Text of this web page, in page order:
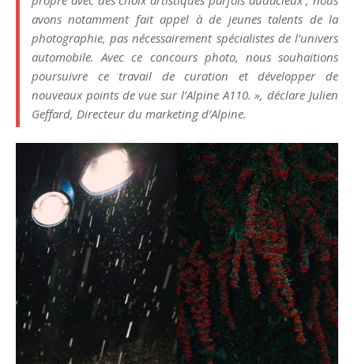
avons notamment fait appel à de jeunes talents de la
photographie, pas nécessairement spécialistes de l’univers
automobile. Avec ce concours photo, nous souhaitions
poursuivre ce travail de curation et développer de
nouveaux points de vue sur l’Alpine A110. », déclare Julien
Geffard, Directeur du marketing d’Alpine.